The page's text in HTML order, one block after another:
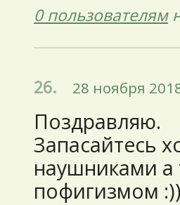
0 пользователям
26. 28 ноября
Поздравляю.
Запасайтесь
наушниками а
пофигизмом